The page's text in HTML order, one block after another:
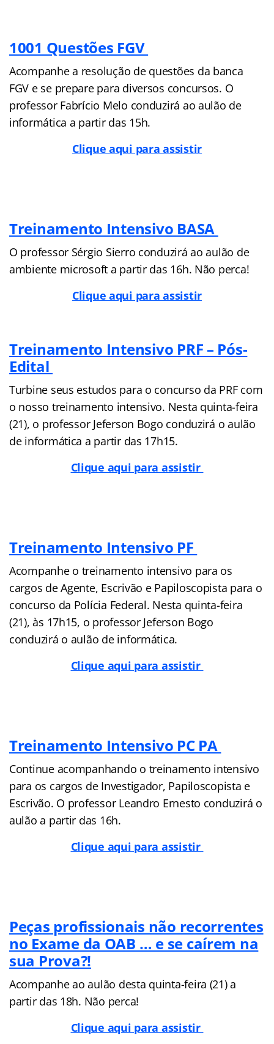
1001 Questões FGV
Acompanhe a resolução de questões da banca
FGV e se prepare para diversos concursos. O
professor Fabrício Melo conduzirá ao aulão de
informática a partir das 15h.
Clique aqui para assistir
Treinamento Intensivo BASA
O professor Sérgio Sierro conduzirá ao aulão de
ambiente microsoft a partir das 16h. Não perca!
Clique aqui para assistir
Treinamento Intensivo PRF – Pós-
Edital
Turbine seus estudos para o concurso da PRF com
o nosso treinamento intensivo. Nesta quinta-feira
(21), o professor Jeferson Bogo conduzirá o aulão
de informática a partir das 17h15.
Clique aqui para assistir
Treinamento Intensivo PF
Acompanhe o treinamento intensivo para os
cargos de Agente, Escrivão e Papiloscopista para o
concurso da Polícia Federal. Nesta quinta-feira
(21), às 17h15, o professor Jeferson Bogo
conduzirá o aulão de informática.
Clique aqui para assistir
Treinamento Intensivo PC PA
Continue acompanhando o treinamento intensivo
para os cargos de Investigador, Papiloscopista e
Escrivão. O professor Leandro Ernesto conduzirá o
aulão a partir das 16h.
Clique aqui para assistir
Peças profissionais não recorrentes
no Exame da OAB … e se caírem na
sua Prova?!
Acompanhe ao aulão desta quinta-feira (21) a
partir das 18h. Não perca!
Clique aqui para assistir